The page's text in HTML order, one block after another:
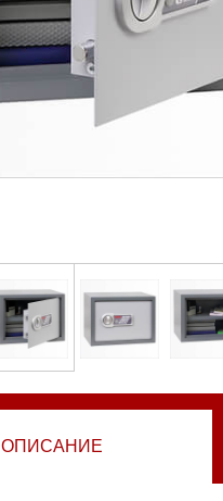
ОПИСАНИЕ